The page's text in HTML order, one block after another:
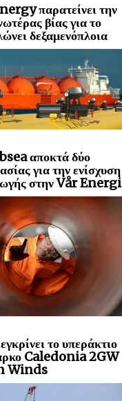
παρατείνει την
βίας για το
δεξαμενόπλοια
αποκτά δύο
για την ενίσχυση
στην Vår Energi
το υπεράκτιο
Caledonia 2GW
Winds